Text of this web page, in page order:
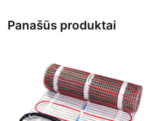
Panašūs produktai